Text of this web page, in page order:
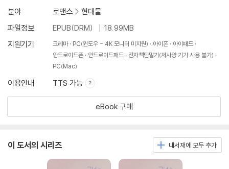
분야 로맨스 > 현대물
파일정보
EPUB(DRM)
18.99MB
지원기기
크레마 PC(윈도우 - 4K 모니터 미지원) 아이폰
아이패드
안드로이드폰
안드로이드패드
전자책단말기(저사양 기기 사용 불가)
PC(Mac)
이용안내 TTS 가능
eBook 구매
이 도서의 시리즈 내서재에 모두 추가